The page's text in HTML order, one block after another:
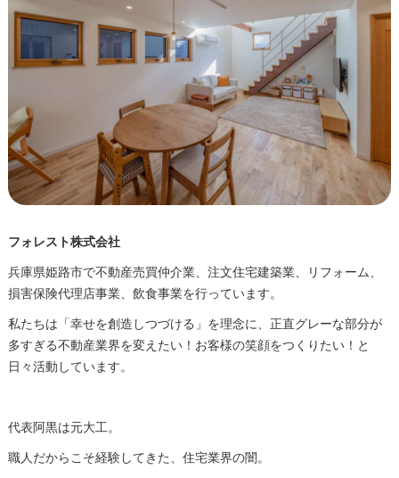
フォレスト株式会社
兵庫県姫路市で不動産売買仲介業、注文住宅建築業、リフォーム、
損害保険代理店事業、飲食事業を行っています。
私たちは「幸せを創造しつづける」を理念に、正直グレーな部分が
多すぎる不動産業界を変えたい！お客様の笑顔をつくりたい！と
日々活動しています。
代表阿黒は元大工。
職人だからこそ経験してきた、住宅業界の闇。